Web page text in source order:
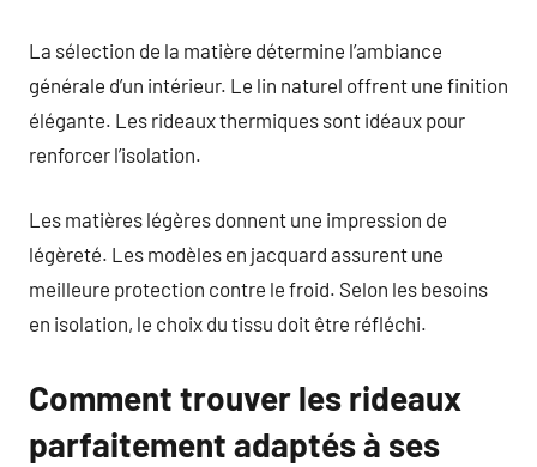
La sélection de la matière détermine l’ambiance
générale d’un intérieur. Le lin naturel offrent une finition
élégante. Les rideaux thermiques sont idéaux pour
renforcer l’isolation.
Les matières légères donnent une impression de
légèreté. Les modèles en jacquard assurent une
meilleure protection contre le froid. Selon les besoins
en isolation, le choix du tissu doit être réfléchi.
Comment trouver les rideaux
parfaitement adaptés à ses